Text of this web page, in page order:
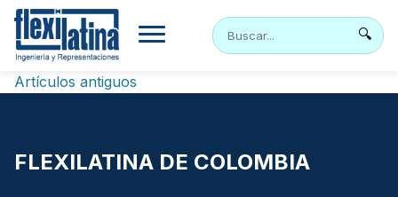
Skip
content
🔍
Navegación
Artículos antiguos
FLEXILATINA DE COLOMBIA